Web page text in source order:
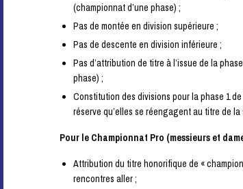
(championnat d’une phase) ;
Pas de montée en division supérieure ;
Pas de descente en division inférieure ;
Pas d’attribution de titre à l’issue de la
phase) ;
Constitution des divisions pour la phase 1
réserve qu’elles se réengagent au titre de la
Pour le Championnat Pro (messieurs et
Attribution du titre honorifique de «
rencontres aller ;